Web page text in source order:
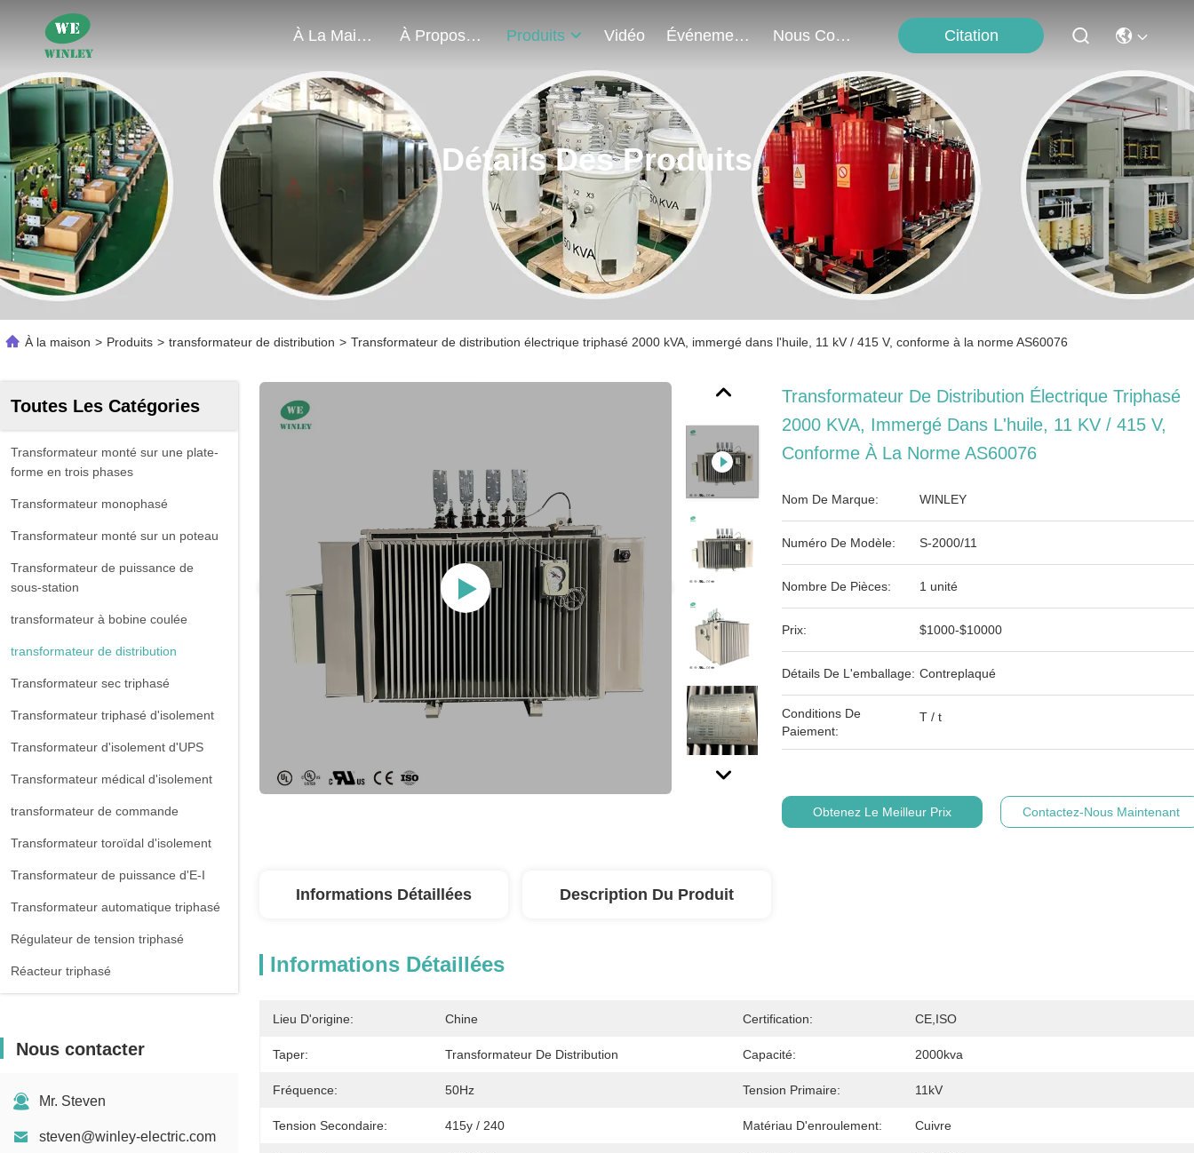
À La Maison À Propos De Nous Produits Vidéo Événements Nous Contacter Citation
Détails Des Produits
À la maison > Produits > transformateur de distribution > Transformateur de distribution électrique triphasé 2000 kVA, immergé dans l'huile, 11 kV / 415 V, conforme à la norme AS60076
Toutes Les Catégories
Transformateur monté sur une plate-
forme en trois phases
Transformateur monophasé
Transformateur monté sur un poteau
Transformateur de puissance de
sous-station
transformateur à bobine coulée
transformateur de distribution
Transformateur sec triphasé
Transformateur triphasé d'isolement
Transformateur d'isolement d'UPS
Transformateur médical d'isolement
transformateur de commande
Transformateur toroïdal d'isolement
Transformateur de puissance d'E-I
Transformateur automatique triphasé
Régulateur de tension triphasé
Réacteur triphasé
Nous contacter
Mr. Steven
steven@winley-electric.com
Transformateur De Distribution Électrique Triphasé
2000 KVA, Immergé Dans L'huile, 11 KV / 415 V,
Conforme À La Norme AS60076
Nom De Marque: WINLEY
Numéro De Modèle: S-2000/11
Nombre De Pièces: 1 unité
Prix: $1000-$10000
Détails De L'emballage: Contreplaqué
Conditions De
Paiement:
T / t
Obtenez Le Meilleur Prix Contactez-Nous Maintenant
Informations Détaillées Description Du Produit
Informations Détaillées
Lieu D'origine: Chine Certification: CE,ISO
Taper: Transformateur De Distribution Capacité: 2000kva
Fréquence: 50Hz Tension Primaire: 11kV
Tension Secondaire: 415y / 240 Matériau D'enroulement: Cuivre